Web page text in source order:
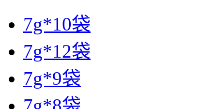
7g*10袋
7g*12袋
7g*9袋